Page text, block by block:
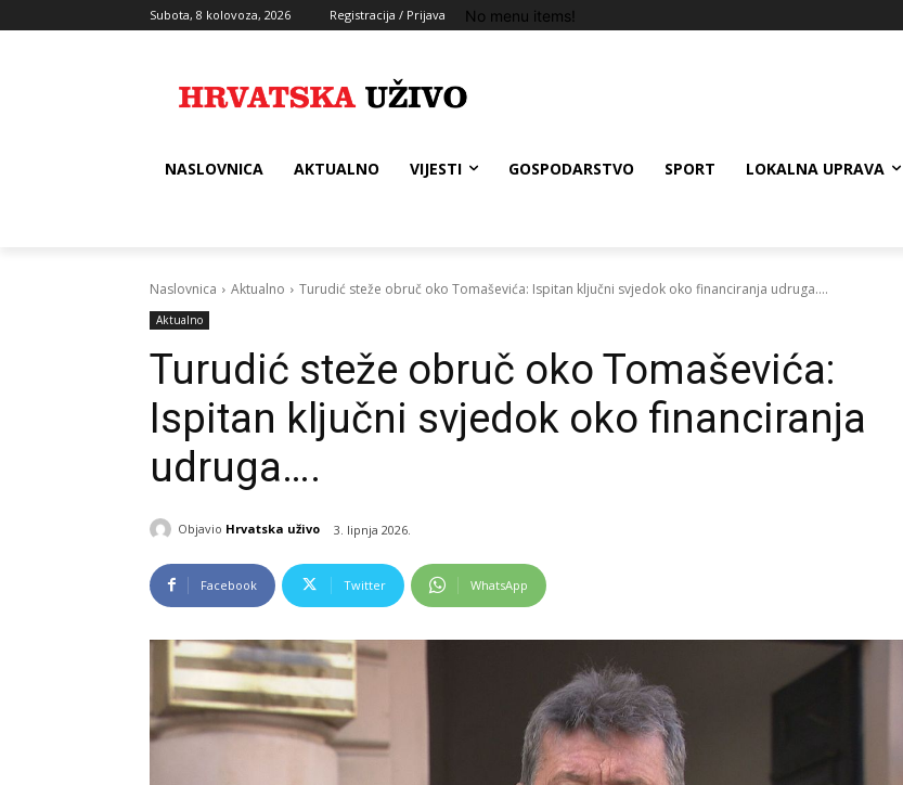
Subota, 8 kolovoza, 2026 Registracija / Prijava No menu items!
NASLOVNICA AKTUALNO VIJESTI GOSPODARSTVO SPORT LOKALNA UPRAVA
Naslovnica Aktualno Turudić steže obruč oko Tomaševića: Ispitan ključni svjedok oko financiranja udruga....
Aktualno
Turudić steže obruč oko Tomaševića:
Ispitan ključni svjedok oko financiranja
udruga….
Objavio Hrvatska uživo 3. lipnja 2026.
Facebook Twitter WhatsApp